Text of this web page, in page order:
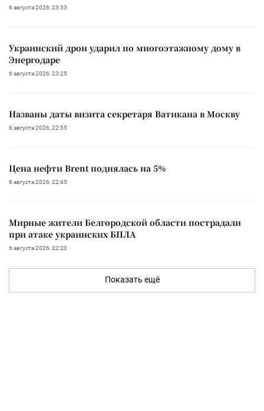
6 августа 2026, 23:33
Украинский дрон ударил по многоэтажному дому в
Энергодаре
6 августа 2026, 23:25
Названы даты визита секретаря Ватикана в Москву
6 августа 2026, 22:55
Цена нефти Brent поднялась на 5%
6 августа 2026, 22:45
Мирные жители Белгородской области пострадали
при атаке украинских БПЛА
6 августа 2026, 22:20
Показать ещё